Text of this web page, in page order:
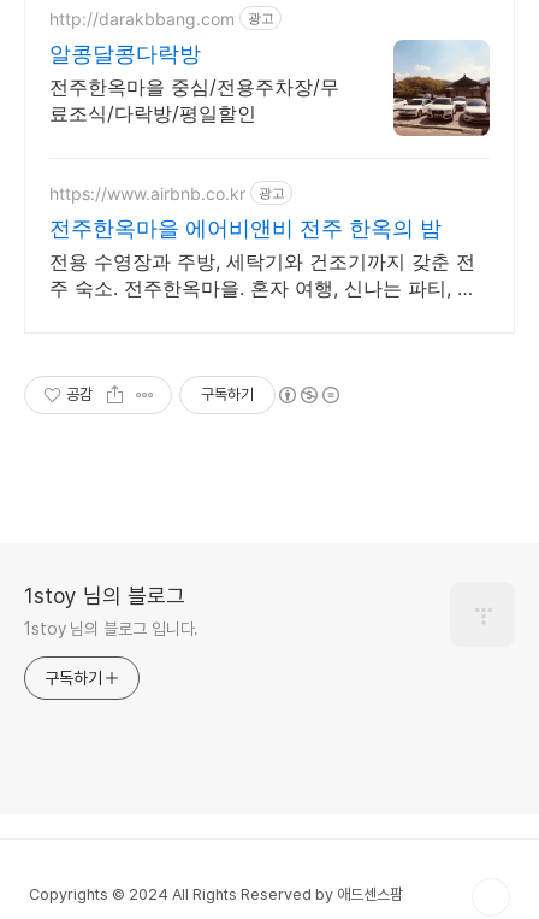
http://darakbbang.com 광고
알콩달콩다락방
전주한옥마을 중심/전용주차장/무
료조식/다락방/평일할인
https://www.airbnb.co.kr 광고
전주한옥마을 에어비앤비 전주 한옥의 밤
전용 수영장과 주방, 세탁기와 건조기까지 갖춘 전
주 숙소. 전주한옥마을. 혼자 여행, 신나는 파티, 가
공감 구독하기
1stoy 님의 블로그
1stoy 님의 블로그 입니다.
구독하기
Copyrights © 2024 All Rights Reserved by 애드센스팜